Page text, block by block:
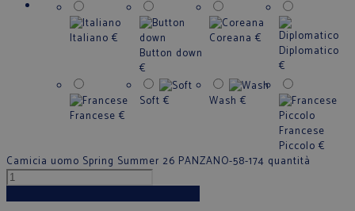
Italiano €
Button down
€
Coreana €
Diplomatico
€
Francese €
Soft € Wash €
Francese
Piccolo €
Camicia uomo Spring Summer 26 PANZANO-58-174 quantità